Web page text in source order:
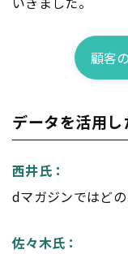
顧客
データを活用
西井氏：
dマガジンではど
佐々木氏：